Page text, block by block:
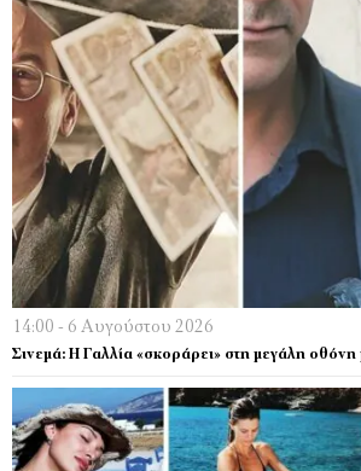
14:00 - 6 Αυγούστου 2026
Σινεμά: Η Γαλλία «σκοράρει» στη μεγάλη